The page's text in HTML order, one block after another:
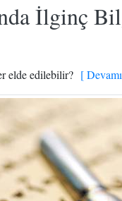
İlginç
elde edilebilir? [